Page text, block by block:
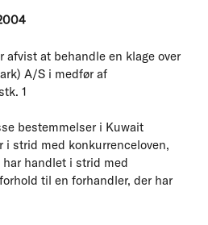
afvist at behandle en klage over
A/S i medfør af
1
bestemmelser i Kuwait
strid med konkurrenceloven,
handlet i strid med
til en forhandler, der har